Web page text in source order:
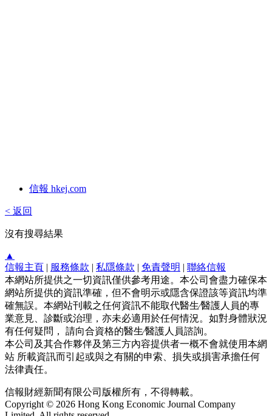
信報 hkej.com
< 返回
沒有搜尋結果
▲
信報主頁 | 服務條款 | 私隱條款 | 免責聲明 | 聯絡信報
本網站所提供之一切資訊僅供參考用途。本公司會盡力確保本
網站所提供的資訊準確，但不會明示或隱含保證該等資訊均準
確無誤。本網站刊載之任何資訊不能取代醫生∕醫護人員的專
業意見、診斷或治理，亦未必適用於任何情況。如對身體狀況
有任何疑問， 請向合資格的醫生∕醫護人員諮詢。
本公司及其合作夥伴及第三方內容提供者一概不會就使用本網
站 所載資訊而引起或與之有關的申索、損失或損害承擔任何
法律責任。
信報財經新聞有限公司版權所有，不得轉載。
Copyright © 2026 Hong Kong Economic Journal Company